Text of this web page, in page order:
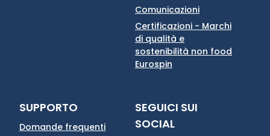
Comunicazioni
Certificazioni - Marchi
di qualità e
sostenibilità non food
Eurospin
SUPPORTO
Domande frequenti
SEGUICI SUI
SOCIAL